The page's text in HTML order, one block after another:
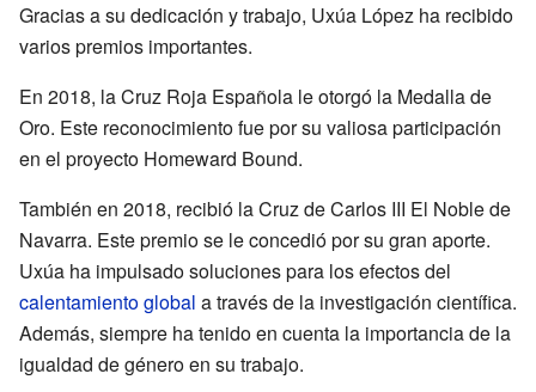
Gracias a su dedicación y trabajo, Uxúa López ha recibido
varios premios importantes.
En 2018, la Cruz Roja Española le otorgó la Medalla de
Oro. Este reconocimiento fue por su valiosa participación
en el proyecto Homeward Bound.
También en 2018, recibió la Cruz de Carlos III El Noble de
Navarra. Este premio se le concedió por su gran aporte.
Uxúa ha impulsado soluciones para los efectos del
calentamiento global a través de la investigación científica.
Además, siempre ha tenido en cuenta la importancia de la
igualdad de género en su trabajo.